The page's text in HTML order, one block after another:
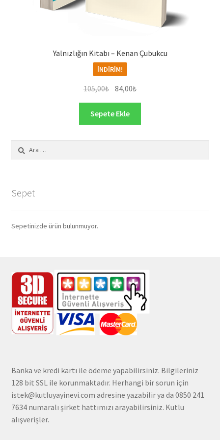
Yalnızlığın Kitabı – Kenan Çubukcu
İNDIRIM!
105,00₺ Orijinal
fiyat:
105,00₺.
84,00₺Şu
andaki
84,00₺.
Sepete Ekle
Sepet
Sepetinizde ürün bulunmuyor.
Banka ve kredi kartı ile ödeme yapabilirsiniz. Bilgileriniz
128 bit SSL ile korunmaktadır. Herhangi bir sorun için
istek@kutluyayinevi.com adresine yazabilir ya da 0850 241
7634 numaralı şirket hattımızı arayabilirsiniz. Kutlu
alışverişler.